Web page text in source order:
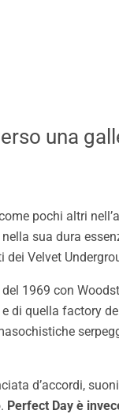
una
pochi altri
sua dura
Velvet
1969 con
e di quella factory
d’accordi,
Perfect Day è